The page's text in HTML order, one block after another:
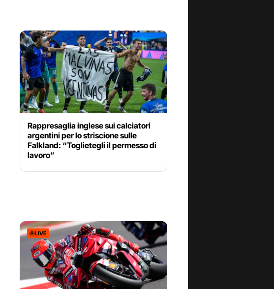
Rappresaglia inglese sui calciatori
argentini per lo striscione sulle
Falkland: “Toglietegli il permesso di
lavoro”
LIVE